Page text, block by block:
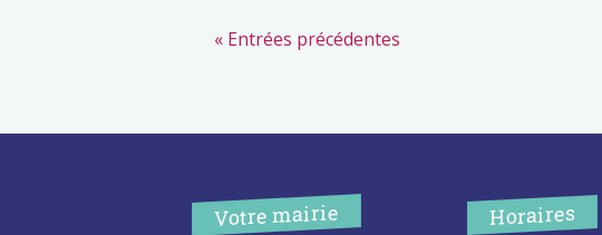
« Entrées précédentes
Votre mairie Horaires